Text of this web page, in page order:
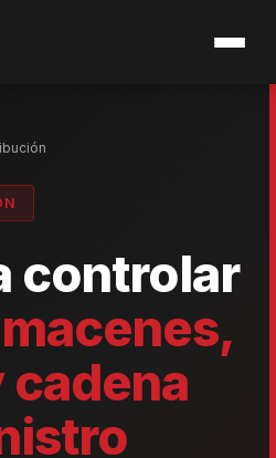
controlar